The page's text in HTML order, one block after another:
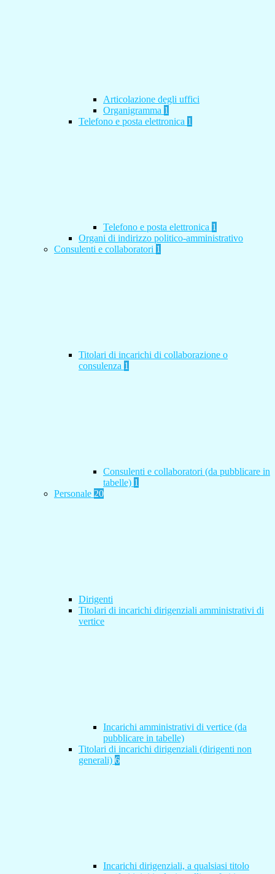
Articolazione degli uffici
Organigramma 1
Telefono e posta elettronica 1
Telefono e posta elettronica 1
Organi di indirizzo politico-amministrativo
Consulenti e collaboratori 1
Titolari di incarichi di collaborazione o
consulenza 1
Consulenti e collaboratori (da pubblicare in
tabelle) 1
Personale 20
Dirigenti
Titolari di incarichi dirigenziali amministrativi di
vertice
Incarichi amministrativi di vertice (da
pubblicare in tabelle)
Titolari di incarichi dirigenziali (dirigenti non
generali) 6
Incarichi dirigenziali, a qualsiasi titolo